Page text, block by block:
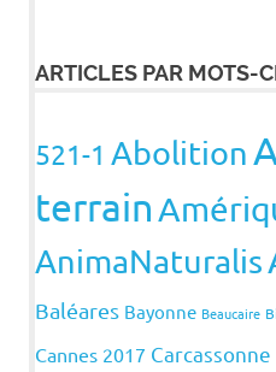
ARTICLES PAR MOTS-
521-1 Abolition
terrain
AnimaNaturalis
Baléares Bayonne Beaucaire
Cannes 2017 Carcassonne